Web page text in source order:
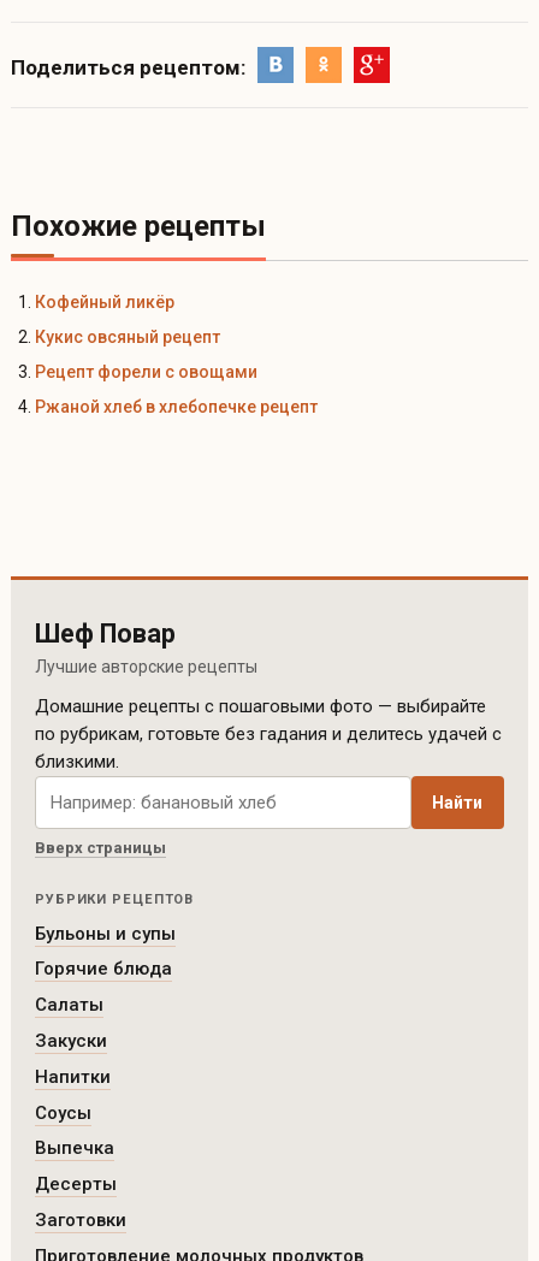
Поделиться рецептом:
Похожие рецепты
Кофейный ликёр
Кукис овсяный рецепт
Рецепт форели с овощами
Ржаной хлеб в хлебопечке рецепт
Шеф Повар
Лучшие авторские рецепты
Домашние рецепты с пошаговыми фото — выбирайте
по рубрикам, готовьте без гадания и делитесь удачей с
близкими.
Поиск рецептов по сайту
Найти
Вверх страницы
РУБРИКИ РЕЦЕПТОВ
Бульоны и супы
Горячие блюда
Салаты
Закуски
Напитки
Соусы
Выпечка
Десерты
Заготовки
Приготовление молочных продуктов